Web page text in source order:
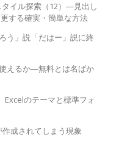
イル探索（12）―見出し
する確実・簡単な方法
う」説「だはー」説に終
えるか―無料とは名ばか
のテーマと標準フォ
成されてしまう現象